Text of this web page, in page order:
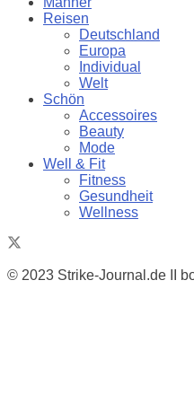
Reisen
Deutschland
Europa
Individual
Welt
Schön
Accessoires
Beauty
Mode
Well & Fit
Fitness
Gesundheit
Wellness
© 2023 Strike-Journal.de II